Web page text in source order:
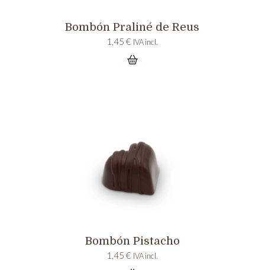
Bombón Praliné de Reus
1,45€ IVA incl.
Bombón Pistacho
1,45€ IVA incl.